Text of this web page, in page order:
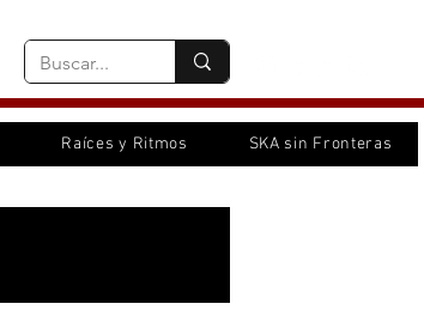
Raíces y Ritmos SKA sin Fronteras